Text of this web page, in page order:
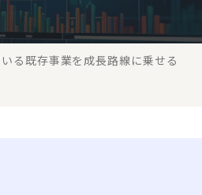
プ・グローバル経営管理
ス・リスクマネジメント強化
ィング戦略・営業改革
ミナー
・経理・財務
【特集】
【特集
イアンス（法令遵守）
ズ・コンサルティングの特徴
る既存事業を成長路線に乗せる